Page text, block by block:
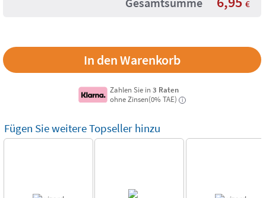
€
Zahlen Sie in3 Raten
ohne Zinsen(0% TAE)
i
Fügen Sie weitere Topseller hinzu